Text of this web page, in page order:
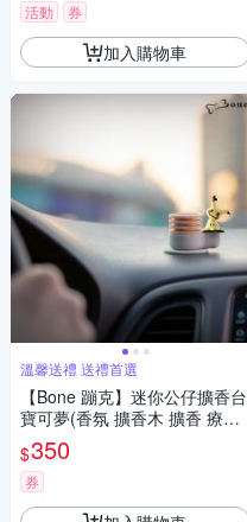
活動 券
加入購物車
溫馨送禮 送禮首選
【Bone 蹦克】迷你公仔擴香台
寶可夢(香氛 擴香木 擴香 療癒
公仔 溫馨送禮 送禮首選)
$350
券